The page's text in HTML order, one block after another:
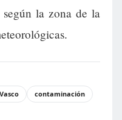
la zona de la
contaminación